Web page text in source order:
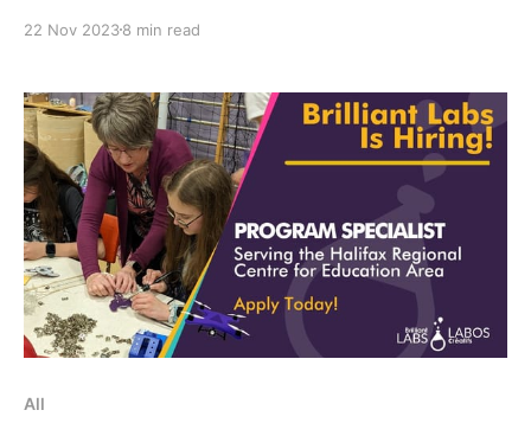
l'Atlantique, offrant des opportunités créatives aux
programmation et en numérique dans les écoles et
les communautés de toute la
22 Nov 20238 min read
All